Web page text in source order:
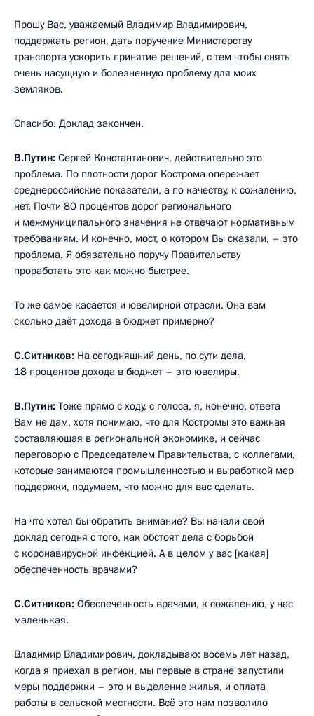
Прошу Вас, уважаемый Владимир Владимирович,
поддержать регион, дать поручение Министерству
транспорта ускорить принятие решений, с тем чтобы снять
очень насущную и болезненную проблему для моих
земляков.
Спасибо. Доклад закончен.
В.Путин: Сергей Константинович, действительно это
проблема. По плотности дорог Кострома опережает
среднероссийские показатели, а по качеству, к сожалению,
нет. Почти 80 процентов дорог регионального
и межмуниципального значения не отвечают нормативным
требованиям. И конечно, мост, о котором Вы сказали, – это
проблема. Я обязательно поручу Правительству
проработать это как можно быстрее.
То же самое касается и ювелирной отрасли. Она вам
сколько даёт дохода в бюджет примерно?
С.Ситников: На сегодняшний день, по сути дела,
18 процентов дохода в бюджет – это ювелиры.
В.Путин: Тоже прямо с ходу, с голоса, я, конечно, ответа
Вам не дам, хотя понимаю, что для Костромы это важная
составляющая в региональной экономике, и сейчас
переговорю с Председателем Правительства, с коллегами,
которые занимаются промышленностью и выработкой мер
поддержки, подумаем, что можно для вас сделать.
На что хотел бы обратить внимание? Вы начали свой
доклад сегодня с того, как обстоят дела с борьбой
с коронавирусной инфекцией. А в целом у вас [какая]
обеспеченность врачами?
С.Ситников: Обеспеченность врачами, к сожалению, у нас
маленькая.
Владимир Владимирович, докладываю: восемь лет назад,
когда я приехал в регион, мы первые в стране запустили
меры поддержки – это и выделение жилья, и оплата
работы в сельской местности. Всё это нам позволило